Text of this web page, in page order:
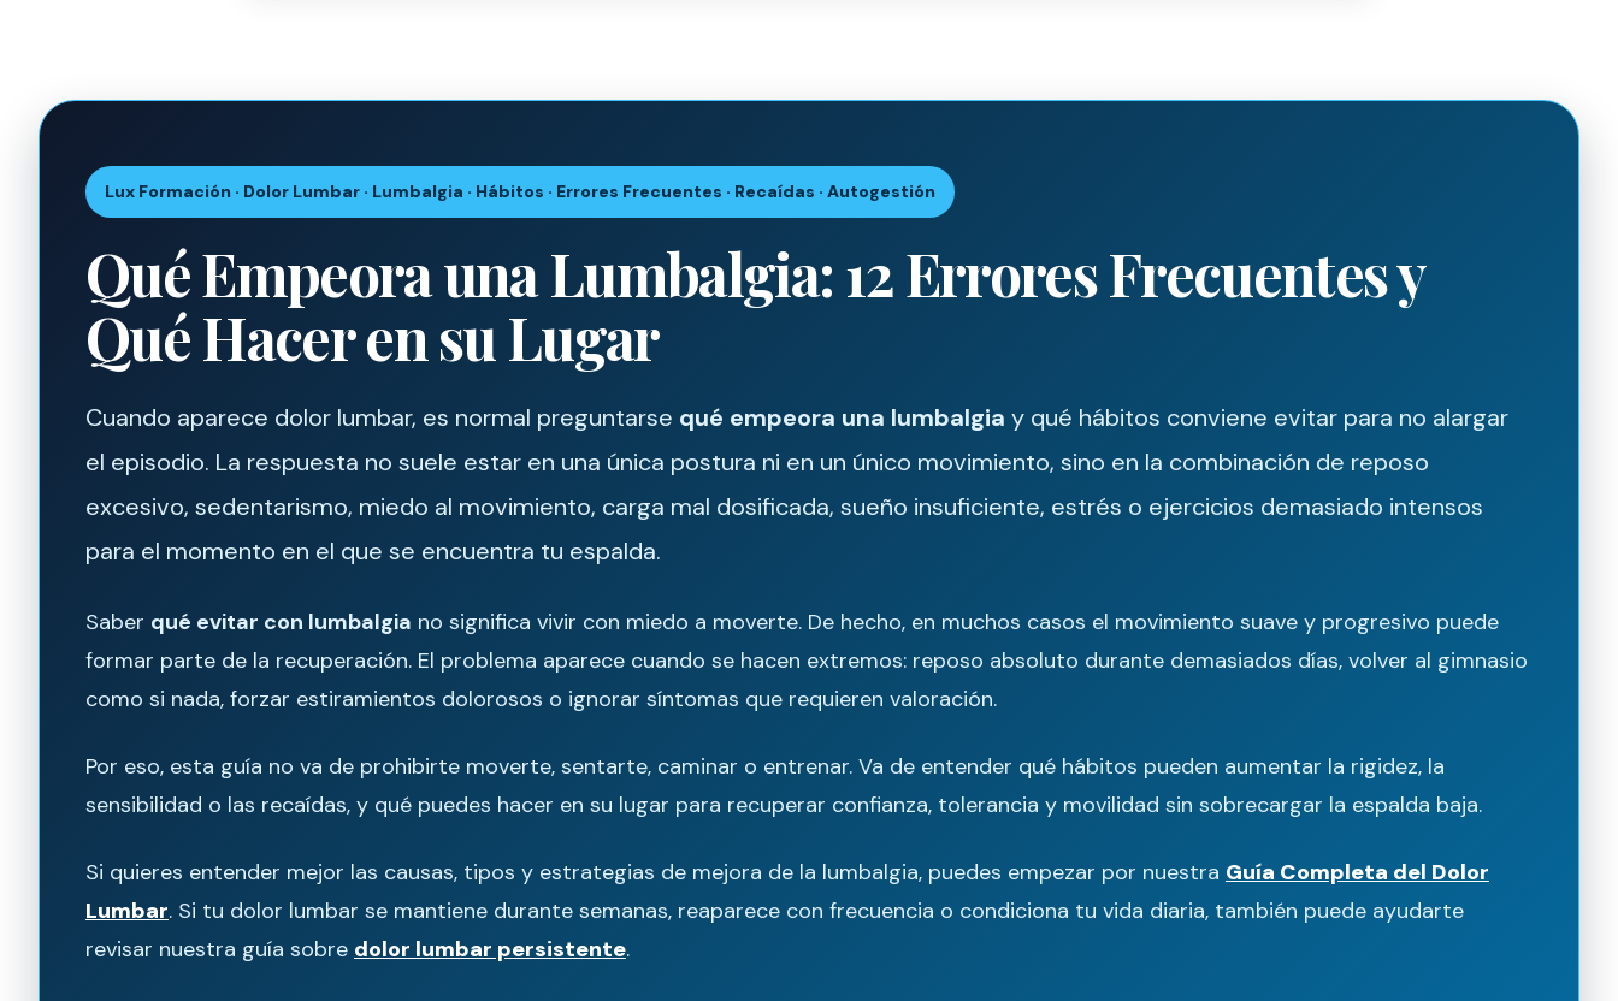
Lux Formación · Dolor Lumbar · Lumbalgia · Hábitos · Errores Frecuentes · Recaídas · Autogestión
Qué Empeora una Lumbalgia: 12 Errores Frecuentes y
Qué Hacer en su Lugar
Cuando aparece dolor lumbar, es normal preguntarse qué empeora una lumbalgia y qué hábitos conviene evitar para no alargar
el episodio. La respuesta no suele estar en una única postura ni en un único movimiento, sino en la combinación de reposo
excesivo, sedentarismo, miedo al movimiento, carga mal dosificada, sueño insuficiente, estrés o ejercicios demasiado intensos
para el momento en el que se encuentra tu espalda.
Saber qué evitar con lumbalgia no significa vivir con miedo a moverte. De hecho, en muchos casos el movimiento suave y progresivo puede
formar parte de la recuperación. El problema aparece cuando se hacen extremos: reposo absoluto durante demasiados días, volver al gimnasio
como si nada, forzar estiramientos dolorosos o ignorar síntomas que requieren valoración.
Por eso, esta guía no va de prohibirte moverte, sentarte, caminar o entrenar. Va de entender qué hábitos pueden aumentar la rigidez, la
sensibilidad o las recaídas, y qué puedes hacer en su lugar para recuperar confianza, tolerancia y movilidad sin sobrecargar la espalda baja.
Si quieres entender mejor las causas, tipos y estrategias de mejora de la lumbalgia, puedes empezar por nuestra Guía Completa del Dolor
Lumbar. Si tu dolor lumbar se mantiene durante semanas, reaparece con frecuencia o condiciona tu vida diaria, también puede ayudarte
revisar nuestra guía sobre dolor lumbar persistente.